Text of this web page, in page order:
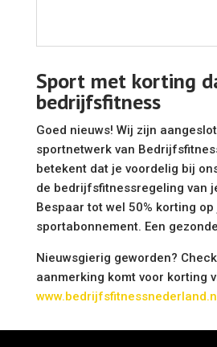
Sport met korting
bedrijfsfitness
Goed nieuws! Wij zijn
sportnetwerk van
betekent dat je voordelig bij
de bedrijfsfitnessregeling van
Bespaar tot wel 50% korting op
sportabonnement. Een
Nieuwsgierig geworden?
aanmerking komt voor korting